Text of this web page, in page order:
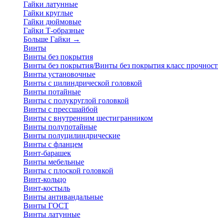
Гайки латунные
Гайки круглые
Гайки дюймовые
Гайки Т-образные
Больше Гайки →
Винты
Винты без покрытия
Винты без покрытия/Винты без покрытия класс
Винты установочные
Винты с цилиндрической головкой
Винты потайные
Винты с полукруглой головкой
Винты с прессшайбой
Винты с внутренним шестигранником
Винты полупотайные
Винты полуцилиндрические
Винты с фланцем
Винт-барашек
Винты мебельные
Винты с плоской головкой
Винт-кольцо
Винт-костыль
Винты антивандальные
Винты ГОСТ
Винты латунные